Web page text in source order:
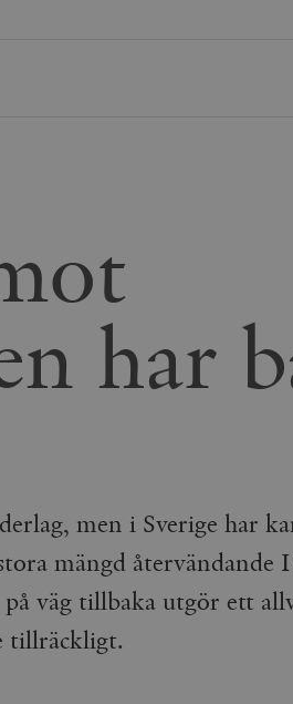
har
men i Sverige har
mängd återvändande
väg tillbaka utgör ett
tillräckligt.